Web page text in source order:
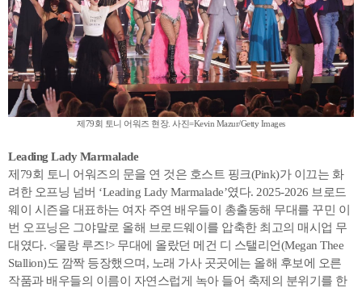
제79회 토니 어워즈 현장. 사진=Kevin Mazur/Getty Images
Leading Lady Marmalade
제79회 토니 어워즈의 문을 연 것은 호스트 핑크(Pink)가 이끄는 화
려한 오프닝 넘버 ‘Leading Lady Marmalade’였다. 2025-2026 브로드
웨이 시즌을 대표하는 여자 주연 배우들이 총출동해 무대를 꾸민 이
번 오프닝은 그야말로 올해 브로드웨이를 압축한 최고의 매시업 무
대였다. <물랑 루즈!> 무대에 올랐던 메건 디 스탤리언(Megan Thee
Stallion)도 깜짝 등장했으며, 노래 가사 곳곳에는 올해 후보에 오른
작품과 배우들의 이름이 자연스럽게 녹아 들어 축제의 분위기를 한